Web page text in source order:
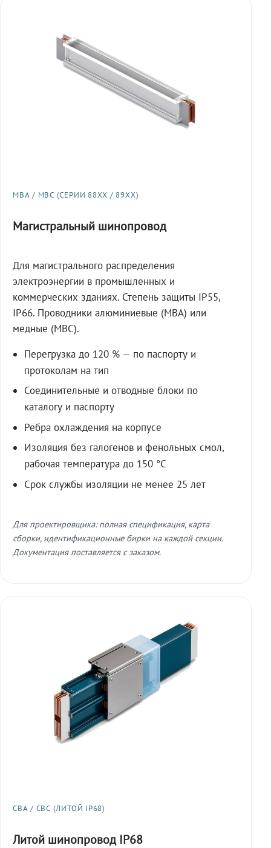
МВА / МВС (СЕРИИ 88XX / 89XX)
Магистральный шинопровод
Для магистрального распределения
электроэнергии в промышленных и
коммерческих зданиях. Степень защиты IP55,
IP66. Проводники алюминиевые (МВА) или
медные (МВС).
Перегрузка до 120 % — по паспорту и
протоколам на тип
Соединительные и отводные блоки по
каталогу и паспорту
Рёбра охлаждения на корпусе
Изоляция без галогенов и фенольных смол,
рабочая температура до 150 °C
Срок службы изоляции не менее 25 лет
Для проектировщика: полная спецификация, карта
сборки, идентификационные бирки на каждой секции.
Документация поставляется с заказом.
СВА / СВС (ЛИТОЙ IP68)
Литой шинопровод IP68